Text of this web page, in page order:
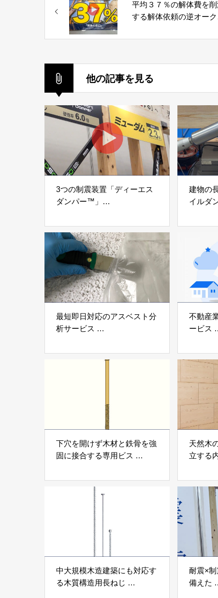
平均３７％の解体費を
する解体依頼の逆オーク
ークリエーション株式
他の記事を見る
3つの制震装置「ディーエス
ダンパー™」
プ®」
アイディールブレーン株式会
社
建物の
イルダ
「
最短即日対応のアスベスト分
析サービス
株式会社べスター
不動産
ービス
らぶ
下穴を開けず木材と鉄骨を強
固に接合する専用ビス
株式会社
天然木
立する
モクパ
ンパテ
中大規模木造建築にも対応す
る木質構造用長ねじ
耐震×
備えた